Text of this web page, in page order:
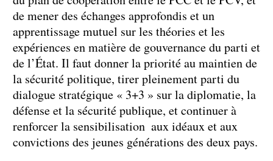
de mener des échanges approfondis et un
apprentissage mutuel sur les théories et les
expériences en matière de gouvernance du parti et
de l’État. Il faut donner la priorité au maintien de
la sécurité politique, tirer pleinement parti du
dialogue stratégique « 3+3 » sur la diplomatie, la
défense et la sécurité publique, et continuer à
renforcer la sensibilisation aux idéaux et aux
convictions des jeunes générations des deux pays.